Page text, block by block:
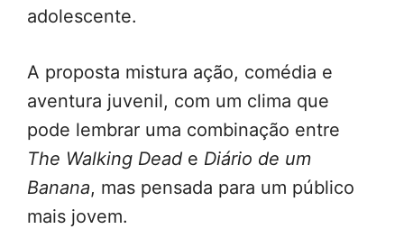
adolescente.
A proposta mistura ação, comédia e
aventura juvenil, com um clima que
pode lembrar uma combinação entre
The Walking Dead e Diário de um
Banana, mas pensada para um público
mais jovem.